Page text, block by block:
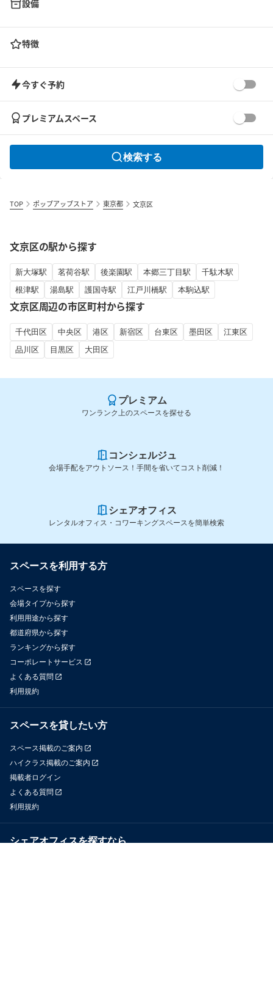
設備
特徴
今すぐ予約
プレミアムスペース
検索する
TOP ポップアップストア 東京都 文京区
文京区の駅から探す
新大塚駅 茗荷谷駅 後楽園駅 本郷三丁目駅
千駄木駅
根津駅
湯島駅 護国寺駅 江戸川橋駅 本駒込駅
文京区周辺の市区町村から探す
千代田区 中央区 港区 新宿区 台東区 墨田区
江東区
品川区
目黒区 大田区
プレミアム
ワンランク上のスペースを探せる
コンシェルジュ
会場手配をアウトソース！手間を省いてコスト削減！
シェアオフィス
レンタルオフィス・コワーキングスペースを簡単検索
スペースを利用する方
スペースを探す
会場タイプから探す
利用用途から探す
都道府県から探す
ランキングから探す
コーポレートサービス
よくある質問
利用規約
スペースを貸したい方
スペース掲載のご案内
ハイクラス掲載のご案内
掲載者ログイン
よくある質問
利用規約
シェアオフィスを探すなら